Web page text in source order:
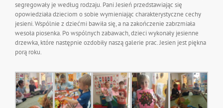
segregowały je według rodzaju. Pani Jesień przedstawiając się
opowiedziała dzieciom o sobie wymieniając charakterystyczne cechy
jesieni. Wspólnie z dziećmi bawiła się, a na zakończenie zabrzmiała
wesoła piosenka. Po wspólnych zabawach, dzieci wykonały jesienne
drzewka, które następnie ozdobiły naszą galerie prac. Jesien jest piękna
porą roku.